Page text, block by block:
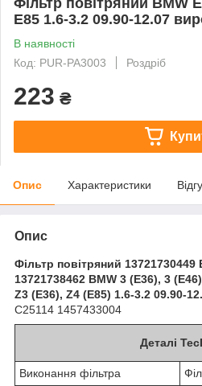
E85 1.6-3.2 09.90-12.07
В наявності
Код: PUR-PA3003
Роздріб
223 ₴
Опис Характеристики
Опис
Фільтр повітряний 13721730449
13721738462 BMW 3 (E36), 3
Z3 (E36), Z4 (E85) 1.6-3.2 09.90-
C25114 1457433004
Деталі
Виконання фільтра